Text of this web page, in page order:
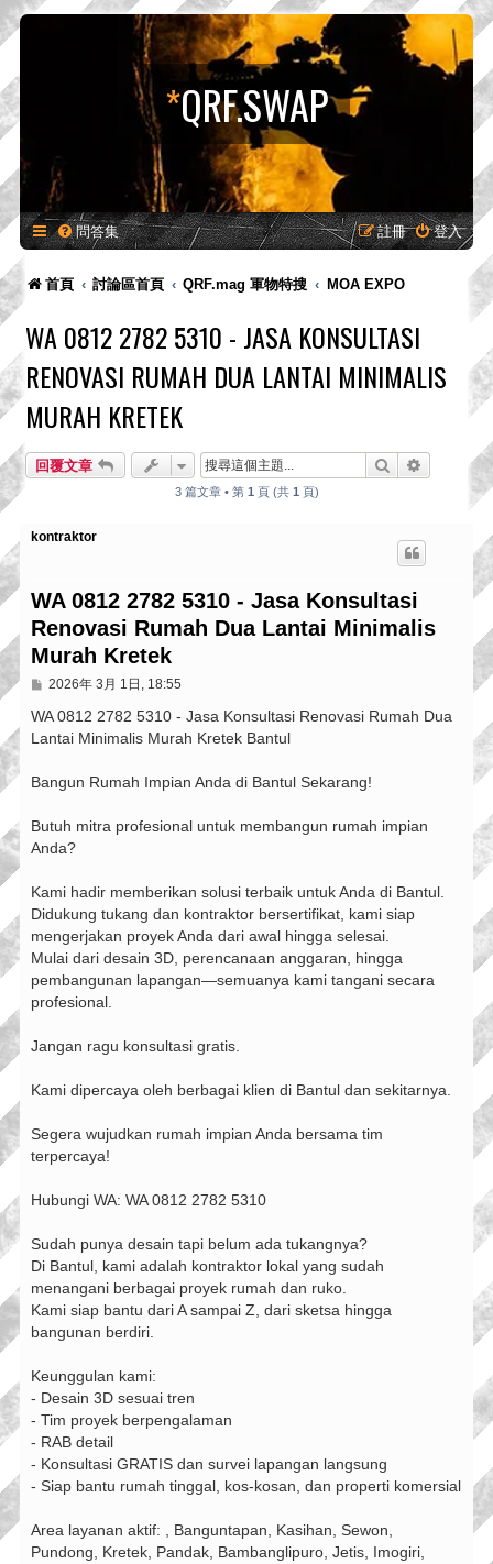
*QRF.SWAP
問答集 登入
註冊
首頁 討論區首頁 QRF.mag 軍物特搜 MOA EXPO
WA 0812 2782 5310 - JASA KONSULTASI
RENOVASI RUMAH DUA LANTAI MINIMALIS
MURAH KRETEK
回覆文章 搜尋 進階搜尋
3 篇文章 • 第 1 頁 (共 1 頁)
kontraktor
WA 0812 2782 5310 - Jasa Konsultasi
Renovasi Rumah Dua Lantai Minimalis
Murah Kretek
文
2026年 3月 1日, 18:55
WA 0812 2782 5310 - Jasa Konsultasi Renovasi Rumah Dua
Lantai Minimalis Murah Kretek Bantul
Bangun Rumah Impian Anda di Bantul Sekarang!
Butuh mitra profesional untuk membangun rumah impian
Anda?
Kami hadir memberikan solusi terbaik untuk Anda di Bantul.
Didukung tukang dan kontraktor bersertifikat, kami siap
mengerjakan proyek Anda dari awal hingga selesai.
Mulai dari desain 3D, perencanaan anggaran, hingga
pembangunan lapangan—semuanya kami tangani secara
profesional.
Jangan ragu konsultasi gratis.
Kami dipercaya oleh berbagai klien di Bantul dan sekitarnya.
Segera wujudkan rumah impian Anda bersama tim
terpercaya!
Hubungi WA: WA 0812 2782 5310
Sudah punya desain tapi belum ada tukangnya?
Di Bantul, kami adalah kontraktor lokal yang sudah
menangani berbagai proyek rumah dan ruko.
Kami siap bantu dari A sampai Z, dari sketsa hingga
bangunan berdiri.
Keunggulan kami:
- Desain 3D sesuai tren
- Tim proyek berpengalaman
- RAB detail
- Konsultasi GRATIS dan survei lapangan langsung
- Siap bantu rumah tinggal, kos-kosan, dan properti komersial
Area layanan aktif: , Banguntapan, Kasihan, Sewon,
Pundong, Kretek, Pandak, Bambanglipuro, Jetis, Imogiri,